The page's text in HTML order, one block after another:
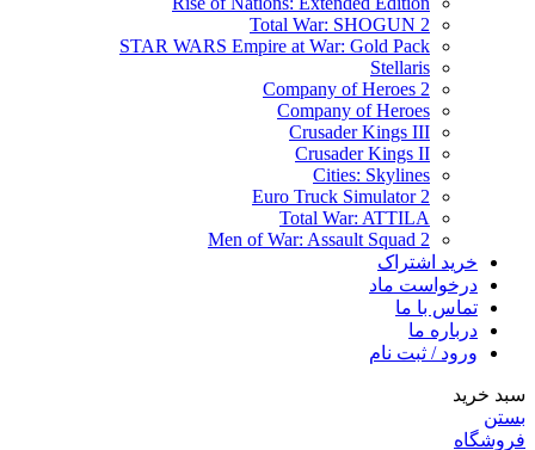
Total War: SHOGUN 2
STAR WARS Empire at War: Gold Pack
Stellaris
Company of Heroes 2
Company of Heroes
Crusader Kings III
Crusader Kings II
Cities: Skylines
Euro Truck Simulator 2
Total War: ATTILA
Men of War: Assault Squad 2
خرید اشتراک
درخواست ماد
تماس با ما
درباره ما
ورود / ثبت نام
سبد خرید
بستن
فروشگاه